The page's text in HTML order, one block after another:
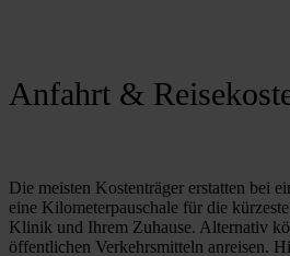
Anfahrt &
Die meisten Kostenträger erstatten bei
eine Kilometerpauschale für die
Klinik und Ihrem Zuhause. Alternativ
öffentlichen Verkehrsmitteln anreisen.